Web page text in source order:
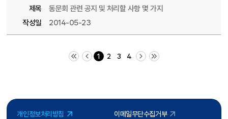
제목
동문회 관련 공지 및 처리할 사항 몇 가지
작성일
2014-05-23
처음 페이지 이전 10 페이지
1 2 3 4
다음 10 페이지 끝 페이지
개인정보처리방침 이메일무단수집거부